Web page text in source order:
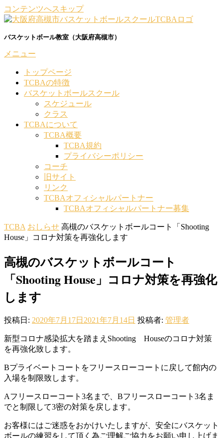
コンテンツへスキップ
バスケットボール教室（大阪府高槻市）
メニュー
トップページ
TCBAの特徴
バスケットボールスクール
スケジュール
クラス
TCBAについて
TCBA概要
TCBA規約
プライバシーポリシー
コーチ
旧サイト
リンク
TCBAオフィシャルパートナー
TCBAオフィシャルパートナー募集
TCBA おしらせ 高槻のバスケットボールコート「Shooting
House」コロナ対策を再強化します
高槻のバスケットボールコート
「Shooting House」コロナ対策を再強化
します
投稿日: 2020年7月17日 2021年7月14日 投稿者: 管理者
新型コロナ感染拡大を踏まえShooting Houseのコロナ対策
を再強化致します。
Bプライベートコートをフリースローコートに戻して館内の
入場を制限致します。
Aフリースローコート3名まで、Bフリースローコート3名ま
でと制限して3密の対策を戻します。
お客様にはご迷惑をおかけいたしますが、安全にバスケット
ボールの練習をして頂く為ご理解ご協力をお願い申し上げま